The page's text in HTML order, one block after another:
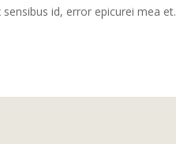
sensibus id, error epicurei mea et.